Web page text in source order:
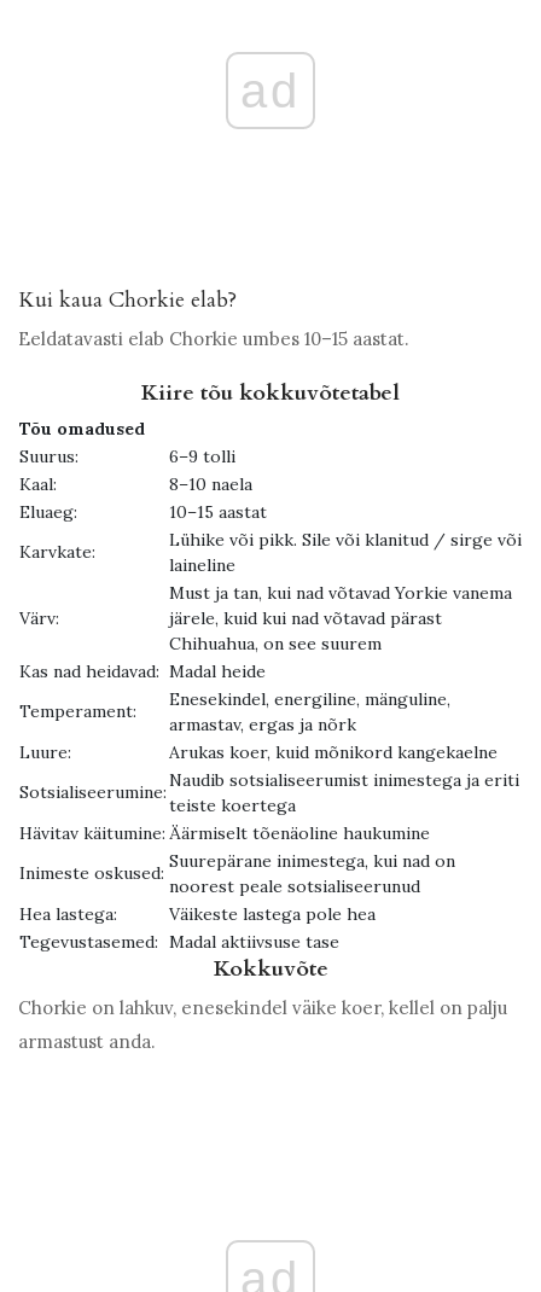
ad
Kui kaua Chorkie elab?
Eeldatavasti elab Chorkie umbes 10–15 aastat.
Kiire tõu kokkuvõtetabel
Tõu omadused
Suurus:
6–9 tolli
Kaal:
8–10 naela
Eluaeg:
10–15 aastat
Karvkate:
Lühike või pikk. Sile või klanitud / sirge või
laineline
Värv:
Must ja tan, kui nad võtavad Yorkie vanema
järele, kuid kui nad võtavad pärast
Chihuahua, on see suurem
Kas nad heidavad: Madal heide
Temperament:
Enesekindel, energiline, mänguline,
armastav, ergas ja nõrk
Luure:
Arukas koer, kuid mõnikord kangekaelne
Sotsialiseerumine:
Naudib sotsialiseerumist inimestega ja eriti
teiste koertega
Hävitav käitumine: Äärmiselt tõenäoline haukumine
Inimeste oskused:
Suurepärane inimestega, kui nad on
noorest peale sotsialiseerunud
Hea lastega:
Väikeste lastega pole hea
Tegevustasemed: Madal aktiivsuse tase
Kokkuvõte
Chorkie on lahkuv, enesekindel väike koer, kellel on palju
armastust anda.
ad